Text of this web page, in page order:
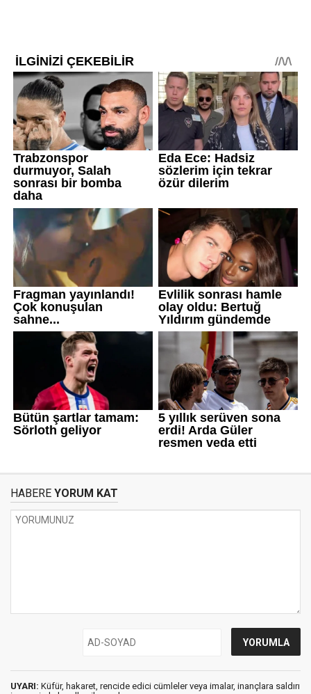
HABERE YORUM KAT
UYARI: Küfür, hakaret, rencide edici cümleler veya imalar, inançlara saldırı